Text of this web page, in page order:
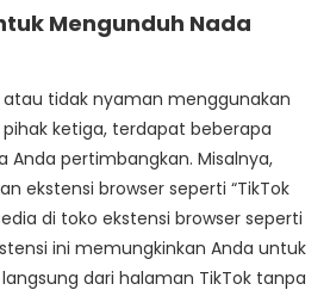
Mengunduh Nada
atau tidak nyaman menggunakan
ketiga, terdapat beberapa
Anda pertimbangkan. Misalnya,
ekstensi browser seperti “TikTok
di toko ekstensi browser seperti
ini memungkinkan Anda untuk
dari halaman TikTok tanpa